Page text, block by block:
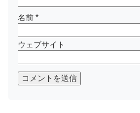
名前 *
ウェブサイト
コメントを送信